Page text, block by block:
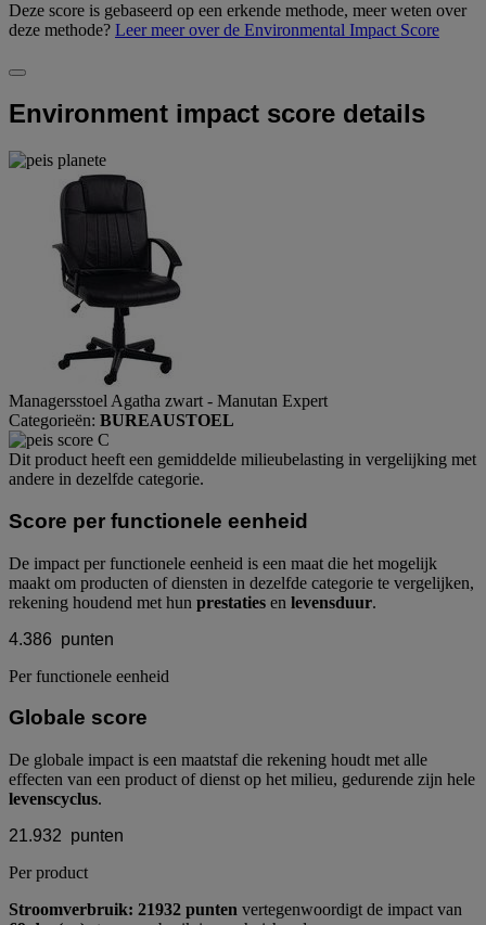
Deze score is gebaseerd op een erkende methode, meer weten over
deze methode? Leer meer over de Environmental Impact Score
Environment impact score details
Managersstoel Agatha zwart - Manutan Expert
Categorieën: BUREAUSTOEL
Dit product heeft een gemiddelde milieubelasting in vergelijking met
andere in dezelfde categorie.
Score per functionele eenheid
De impact per functionele eenheid is een maat die het mogelijk
maakt om producten of diensten in dezelfde categorie te vergelijken,
rekening houdend met hun prestaties en levensduur.
4.386 punten
Per functionele eenheid
Globale score
De globale impact is een maatstaf die rekening houdt met alle
effecten van een product of dienst op het milieu, gedurende zijn hele
levenscyclus.
21.932 punten
Per product
Stroomverbruik: 21932 punten vertegenwoordigt de impact van